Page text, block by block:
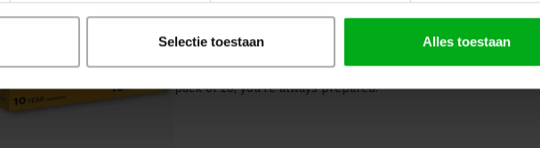
Selectie toestaan Alles toestaan
units
Kodak |
30420809
Choose Kodak MAX AA for reliable, powerful batteries. With this
pack of 20, you're always prepared.